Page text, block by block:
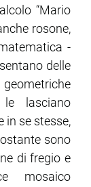
“Mario
rosone,
-
delle
lasciano
in se stesse,
sono
di fregio e
mosaico